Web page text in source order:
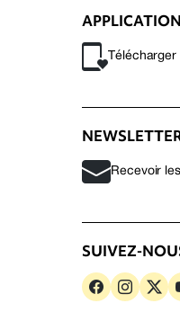
Télécharger
Recevoir
SUIVEZ-